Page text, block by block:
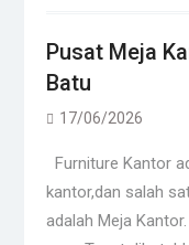
Pusat Meja
Batu
17/06/2026
Furniture Kantor
kantor,dan salah
adalah Meja